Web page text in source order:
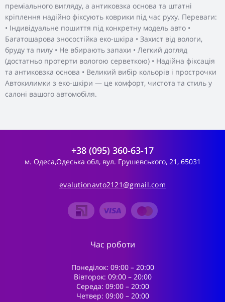
преміального вигляду, а антиковзка основа та штатні
кріплення надійно фіксують коврики під час руху. Переваги:
• Індивідуальне пошиття під конкретну модель авто •
Багатошарова зносостійка еко-шкіра • Захист від вологи,
бруду та пилу • Не вбирають запахи • Легкий догляд
(достатньо протерти вологою серветкою) • Надійна фіксація
та антиковзка основа • Великий вибір кольорів і прострочки
Автокилимки з еко-шкіри — це комфорт, чистота та стиль у
салоні вашого автомобіля.
+38 (095) 360-63-17
м. Одеса,Одеська обл, вул. Грушевського, 21, 65031
evalutionavto2121@gmail.com
Час роботи
Понеділок: 09:00 – 20:00
Вівторок: 09:00 – 20:00
Середа: 09:00 – 20:00
Четвер: 09:00 – 20:00